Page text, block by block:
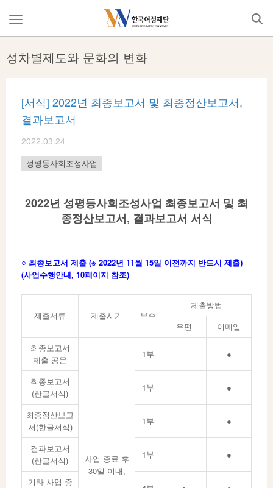
메
뉴
기
성차별제도와 문화의 변화
[서식] 2022년 최종보고서 및 최종정산보고서,
결과보고서
2022.03.24
성평등사회조성사업
2022년 성평등사회조성사업 최종보고서 및 최
종정산보고서, 결과보고서 서식
○ 최종보고서 제출 (※ 2022년 11월 15일 이전까지 반드시 제출)
(사업수행안내, 10페이지 참조)
제출서류 제출시기 부수
제출방법
우편
이메일
최종보고서
제출 공문
사업 종료 후
30일 이내,
1부 ●
최종보고서
(한글서식)
1부 ●
최종정산보고
서(한글서식)
1부 ●
결과보고서
(한글서식)
1부 ●
기타 사업 증